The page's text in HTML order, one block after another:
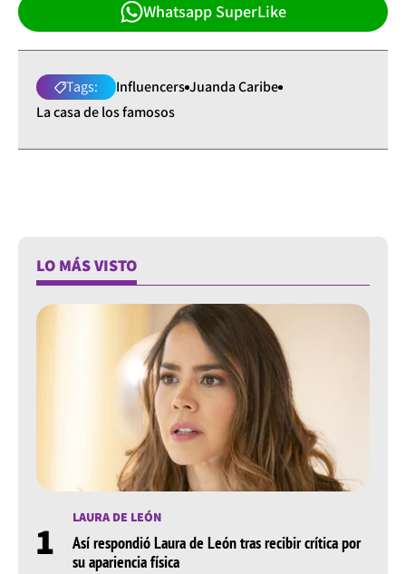
Whatsapp SuperLike
Tags: Influencers Juanda Caribe
La casa de los famosos
LO MÁS VISTO
1 LAURA DE LEÓN
Así respondió Laura de León tras recibir crítica por
su apariencia física